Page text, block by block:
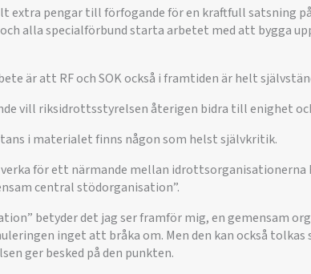
extra pengar till förfogande för en kraftfull satsning
alla specialförbund starta arbetet med att bygga
är att RF och SOK också i framtiden är helt
vill riksidrottsstyrelsen återigen bidra till enighet
i materialet finns någon som helst självkritik.
för ett närmande mellan idrottsorganisationerna
central stödorganisation”.
betyder det jag ser framför mig, en gemensam
inget att bråka om. Men den kan också tolkas
ger besked på den punkten.